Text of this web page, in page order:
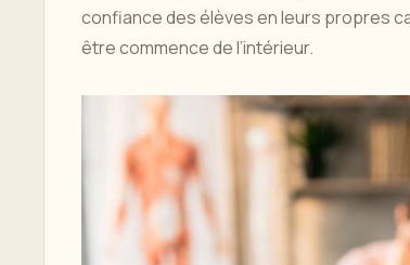
confiance des élèves en leurs propres
être commence de l’intérieur.